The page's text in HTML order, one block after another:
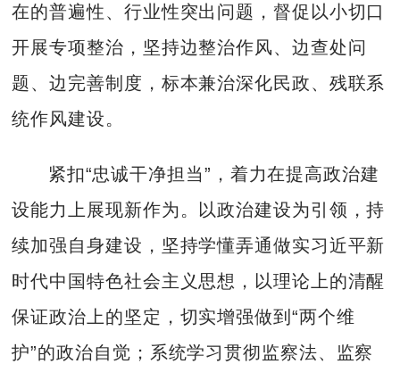
在的普遍性、行业性突出问题，督促以小切口
开展专项整治，坚持边整治作风、边查处问
题、边完善制度，标本兼治深化民政、残联系
统作风建设。
紧扣“忠诚干净担当”，着力在提高政治建
设能力上展现新作为。以政治建设为引领，持
续加强自身建设，坚持学懂弄通做实习近平新
时代中国特色社会主义思想，以理论上的清醒
保证政治上的坚定，切实增强做到“两个维
护”的政治自觉；系统学习贯彻监察法、监察